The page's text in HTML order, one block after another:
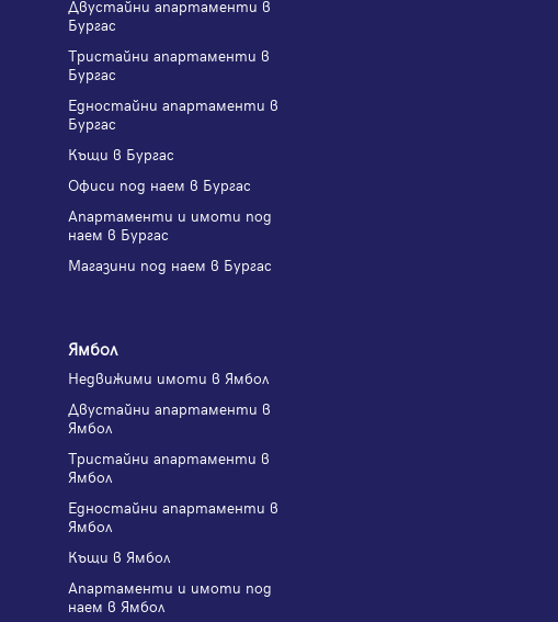
Двустайни апартаменти в
Бургас
Тристайни апартаменти в
Бургас
Едностайни апартаменти в
Бургас
Къщи в Бургас
Офиси под наем в Бургас
Апартаменти и имоти под
наем в Бургас
Магазини под наем в Бургас
Ямбол
Недвижими имоти в Ямбол
Двустайни апартаменти в
Ямбол
Тристайни апартаменти в
Ямбол
Едностайни апартаменти в
Ямбол
Къщи в Ямбол
Апартаменти и имоти под
наем в Ямбол